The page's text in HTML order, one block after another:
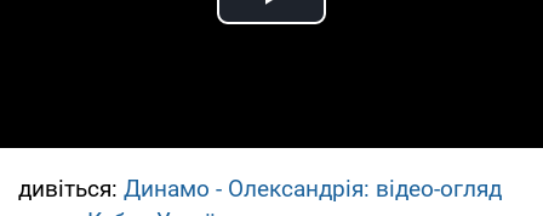
Play Video
дивіться: Динамо - Олександрія: відео-огляд